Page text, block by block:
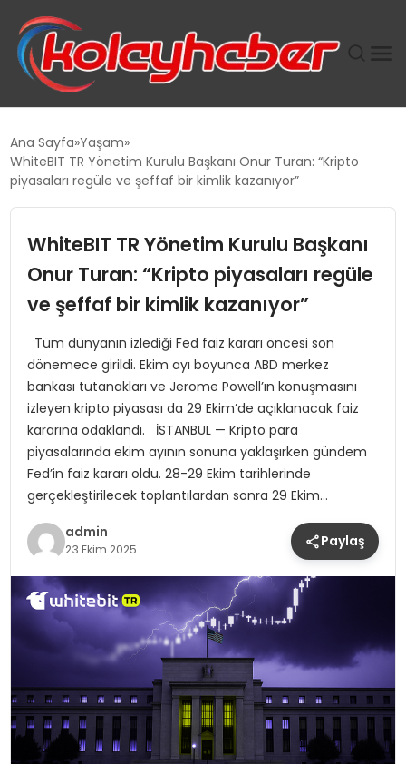
SUWEN’IN İSTIHDAM MODELI EKONOMIDE KADIN
TANYER YAPI ZEMIN MÜHENDISLIĞINDE HEDEF
BÜYÜTTÜ
TOROSLAR’DA PAZAR GERGİNLİĞİ!
Ana Sayfa Yaşam
WhiteBIT TR Yönetim Kurulu Başkanı Onur Turan: “Kripto
piyasaları regüle ve şeffaf bir kimlik kazanıyor”
WhiteBIT TR Yönetim Kurulu Başkanı
Onur Turan: “Kripto piyasaları regüle
ve şeffaf bir kimlik kazanıyor”
Tüm dünyanın izlediği Fed faiz kararı öncesi son
dönemece girildi. Ekim ayı boyunca ABD merkez
bankası tutanakları ve Jerome Powell’ın konuşmasını
izleyen kripto piyasası da 29 Ekim’de açıklanacak faiz
kararına odaklandı. İSTANBUL — Kripto para
piyasalarında ekim ayının sonuna yaklaşırken gündem
Fed’in faiz kararı oldu. 28-29 Ekim tarihlerinde
gerçekleştirilecek toplantılardan sonra 29 Ekim…
admin
23 Ekim 2025 Paylaş